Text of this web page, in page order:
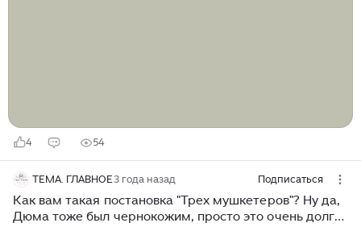
4 54
ТЕМА. ГЛАВНОЕ3 года назад Подписаться
Как вам такая постановка "Трех мушкетеров"? Ну да,
Дюма тоже был чернокожим, просто это очень долго